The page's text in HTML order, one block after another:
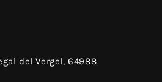
del Vergel, 64988